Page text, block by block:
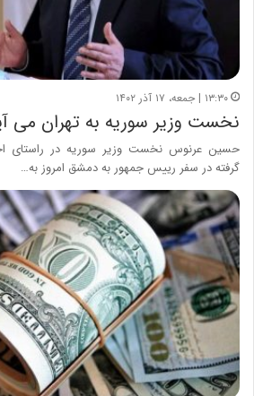
۱۳:۳۰ | جمعه، ۱۷ آذر ۱۴۰۲
نخست وزیر سوریه به تهران می
حسین عرنوس نخست وزیر سوریه در راستای
گرفته در سفر رییس جمهور به دمشق امروز به…